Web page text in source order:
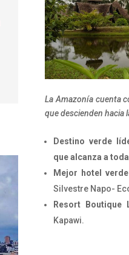
La Amazonía cuenta
que descienden hacia
Destino verde
que alcanza a
Mejor hotel
Silvestre Napo-
Resort Boutique
Kapawi.